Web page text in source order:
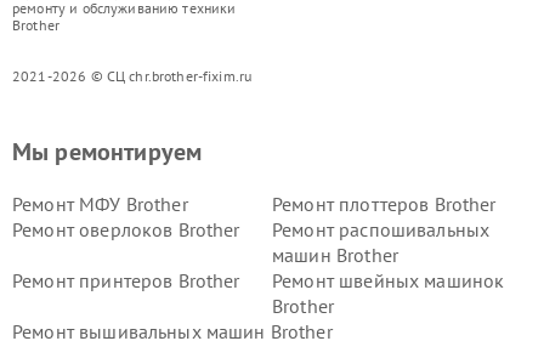
ремонту и обслуживанию техники
Brother
2021-2026 © СЦ chr.brother-fixim.ru
Мы ремонтируем
Ремонт МФУ Brother
Ремонт плоттеров Brother
Ремонт оверлоков Brother
Ремонт распошивальных
машин Brother
Ремонт принтеров Brother
Ремонт швейных машинок
Brother
Ремонт вышивальных машин Brother